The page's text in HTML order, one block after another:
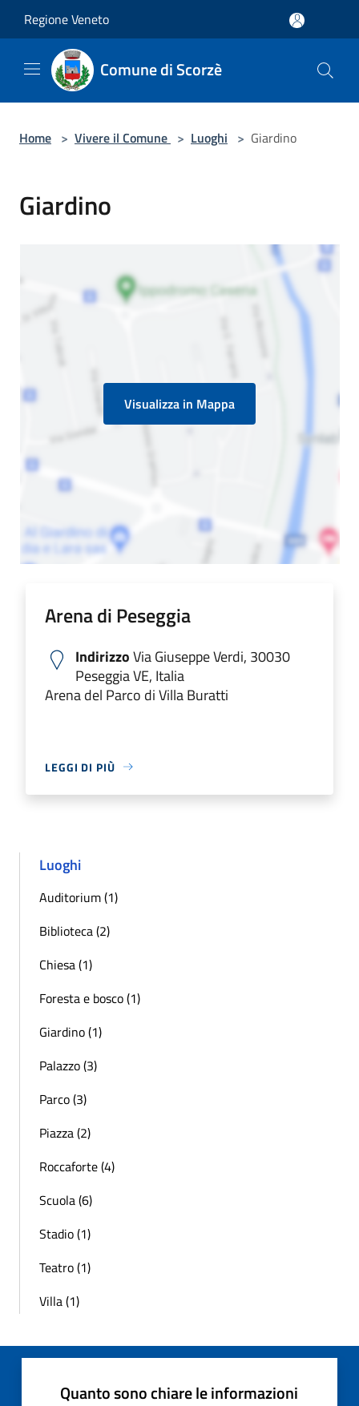
Regione Veneto
Comune di Scorzè
Home > Vivere il Comune > Luoghi > Giardino
Giardino
Visualizza in Mappa
Arena di Peseggia
IndirizzoVia Giuseppe Verdi, 30030
Peseggia VE, Italia
Arena del Parco di Villa Buratti
LEGGI DI PIÙ
Luoghi
Auditorium (1)
Biblioteca (2)
Chiesa (1)
Foresta e bosco (1)
Giardino (1)
Palazzo (3)
Parco (3)
Piazza (2)
Roccaforte (4)
Scuola (6)
Stadio (1)
Teatro (1)
Villa (1)
Quanto sono chiare le informazioni